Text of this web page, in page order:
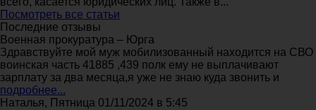
Посмотреть все статьи
Последние отзывы
Военная прокуратура – Юрга
Здравствуйте мой муж мобилизованный находится на СВО
воинская часть 41885 ,439 полк ему не выплачивают
зарплату за два месяца,я уже не знаю куда звонить и
подробнее...
Наталья, Пятница 01/11/2024 в 5:45